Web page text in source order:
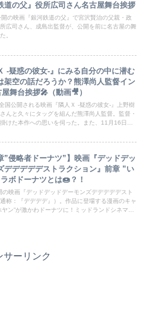
道の父』役所広司さん名古屋舞台挨拶
の映画『銀河鉄道の父』で宮沢賢治の父親・政
広司さん、成島出監督が、公開を前に名古屋の舞
。
-疑惑の彼女-』にみる自分の中に潜む
架空の話だろうか？熊澤尚人監督イン
舞台挨拶🎤（動画🎥）
国公開される映画『隣人Ｘ -疑惑の彼女-』上野樹
んと久々にタッグを組んだ熊澤尚人監督。監督・
けた本作への思いを伺った。また、11月16日
”侵略者ドーナツ”】映画『デッドデッ
デデデデデストラクション』前章 ”い
ボドーナツとは🍩？！
映画『デッドデッドデーモンズデデデデデスト
称：『デデデデ』）。作品に登場する漫画のキャ
ヤン”が激かわドーナツに！ミッドランドシネマド
サーリンク